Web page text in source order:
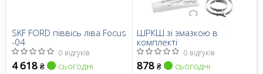
SKF FORD піввісь ліва Focus
-04
0 відгуків
4 618 ₴ сьогодні
ШРКШ зі змазкою в
комплекті
0 відгуків
878 ₴ сьогодні